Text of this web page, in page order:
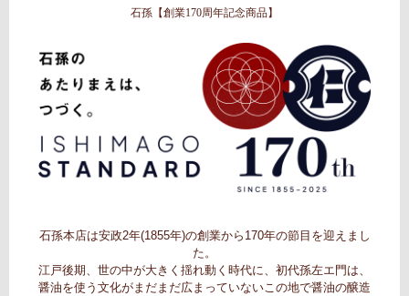
石孫【創業170周年記念商品】
石孫本店は安政2年(1855年)の創業から170年の節目を迎えまし
た。
江戸後期、世の中が大きく揺れ動く時代に、初代孫左エ門は、
醤油を使う文化がまだまだ広まっていないこの地で醤油の醸造